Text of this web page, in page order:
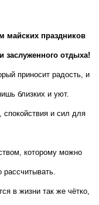
майских праздников
отдыха!
приносит радость, и
близких и уют.
и сил для
которому можно
в жизни так же чётко,